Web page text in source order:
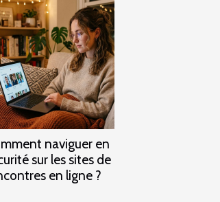
naviguer en
sur les sites de
en ligne ?